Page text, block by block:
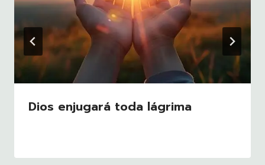
Dios enjugará toda lágrima